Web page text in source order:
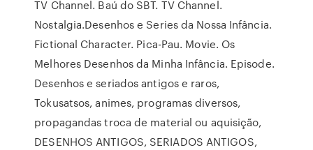
TV Channel. Baú do SBT. TV Channel.
Nostalgia.Desenhos e Series da Nossa Infância.
Fictional Character. Pica-Pau. Movie. Os
Melhores Desenhos da Minha Infância. Episode.
Desenhos e seriados antigos e raros,
Tokusatsos, animes, programas diversos,
propagandas troca de material ou aquisição,
DESENHOS ANTIGOS, SERIADOS ANTIGOS,